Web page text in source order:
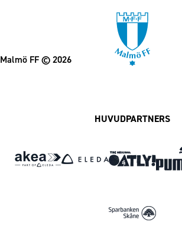
Malmö FF© 2026
HUVUDPARTNERS